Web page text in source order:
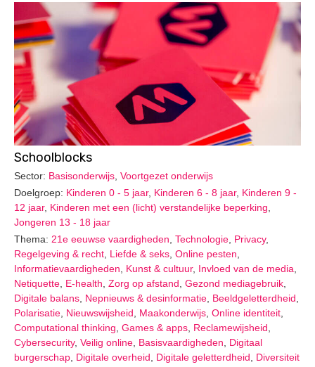
Schoolblocks
Sector: Basisonderwijs, Voortgezet onderwijs
Doelgroep: Kinderen 0 - 5 jaar, Kinderen 6 - 8 jaar, Kinderen 9 -
12 jaar, Kinderen met een (licht) verstandelijke beperking
Jongeren 13 - 18 jaar
Thema: 21e eeuwse vaardigheden Technologie Privacy,
Regelgeving & recht Liefde & seks Online pesten
Informatievaardigheden
Kunst & cultuur, Invloed van de media
Netiquette E-health Zorg op afstand Gezond mediagebruik
Digitale balans Nepnieuws & desinformatie Beeldgeletterdheid
Polarisatie Nieuwswijsheid Maakonderwijs Online identiteit
Computational thinking Games & apps Reclamewijsheid
Cybersecurity, Veilig online Basisvaardigheden
Digitaal
burgerschap Digitale overheid Digitale geletterdheid
Diversiteit